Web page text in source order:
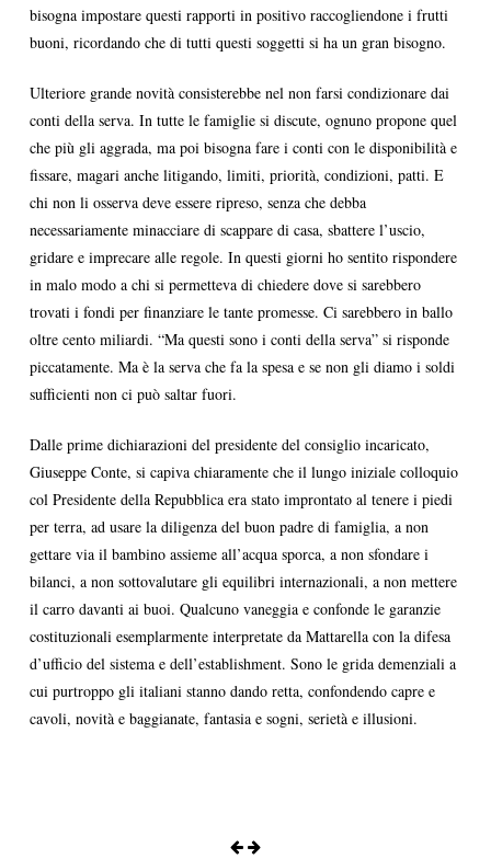
bisogna impostare questi rapporti in positivo raccogliendone i frutti
buoni, ricordando che di tutti questi soggetti si ha un gran bisogno.
Ulteriore grande novità consisterebbe nel non farsi condizionare dai
conti della serva. In tutte le famiglie si discute, ognuno propone quel
che più gli aggrada, ma poi bisogna fare i conti con le disponibilità e
fissare, magari anche litigando, limiti, priorità, condizioni, patti. E
chi non li osserva deve essere ripreso, senza che debba
necessariamente minacciare di scappare di casa, sbattere l’uscio,
gridare e imprecare alle regole. In questi giorni ho sentito rispondere
in malo modo a chi si permetteva di chiedere dove si sarebbero
trovati i fondi per finanziare le tante promesse. Ci sarebbero in ballo
oltre cento miliardi. “Ma questi sono i conti della serva” si risponde
piccatamente. Ma è la serva che fa la spesa e se non gli diamo i soldi
sufficienti non ci può saltar fuori.
Dalle prime dichiarazioni del presidente del consiglio incaricato,
Giuseppe Conte, si capiva chiaramente che il lungo iniziale colloquio
col Presidente della Repubblica era stato improntato al tenere i piedi
per terra, ad usare la diligenza del buon padre di famiglia, a non
gettare via il bambino assieme all’acqua sporca, a non sfondare i
bilanci, a non sottovalutare gli equilibri internazionali, a non mettere
il carro davanti ai buoi. Qualcuno vaneggia e confonde le garanzie
costituzionali esemplarmente interpretate da Mattarella con la difesa
d’ufficio del sistema e dell’establishment. Sono le grida demenziali a
cui purtroppo gli italiani stanno dando retta, confondendo capre e
cavoli, novità e baggianate, fantasia e sogni, serietà e illusioni.